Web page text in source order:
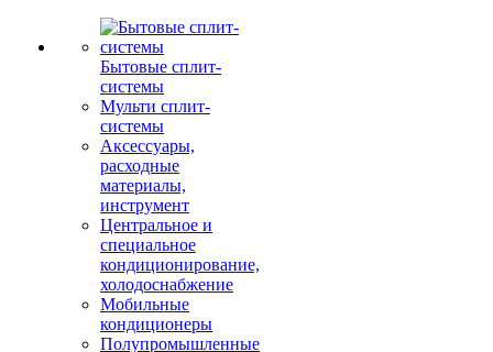
Бытовые сплит-
системы
Мульти сплит-
системы
Аксессуары,
расходные
материалы,
инструмент
Центральное и
специальное
кондиционирование,
холодоснабжение
Мобильные
кондиционеры
Полупромышленные